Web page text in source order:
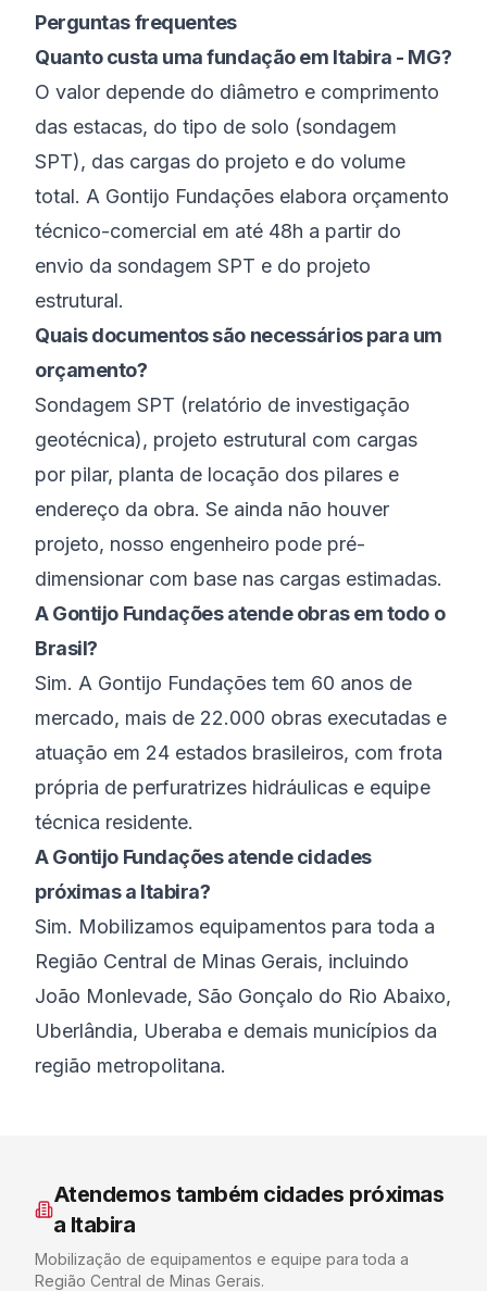
Perguntas frequentes
Quanto custa uma fundação em Itabira - MG?
O valor depende do diâmetro e comprimento
das estacas, do tipo de solo (sondagem
SPT), das cargas do projeto e do volume
total. A Gontijo Fundações elabora orçamento
técnico-comercial em até 48h a partir do
envio da sondagem SPT e do projeto
estrutural.
Quais documentos são necessários para um
orçamento?
Sondagem SPT (relatório de investigação
geotécnica), projeto estrutural com cargas
por pilar, planta de locação dos pilares e
endereço da obra. Se ainda não houver
projeto, nosso engenheiro pode pré-
dimensionar com base nas cargas estimadas.
A Gontijo Fundações atende obras em todo o
Brasil?
Sim. A Gontijo Fundações tem 60 anos de
mercado, mais de 22.000 obras executadas e
atuação em 24 estados brasileiros, com frota
própria de perfuratrizes hidráulicas e equipe
técnica residente.
A Gontijo Fundações atende cidades
próximas a Itabira?
Sim. Mobilizamos equipamentos para toda a
Região Central de Minas Gerais, incluindo
João Monlevade, São Gonçalo do Rio Abaixo,
Uberlândia, Uberaba e demais municípios da
região metropolitana.
Atendemos também cidades próximas
a Itabira
Mobilização de equipamentos e equipe para toda a
Região Central de Minas Gerais.